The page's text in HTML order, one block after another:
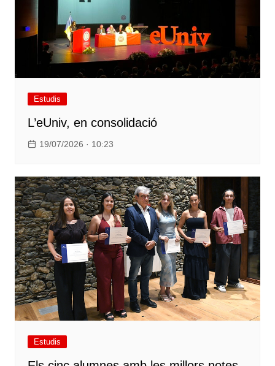
Estudis
L’eUniv, en consolidació
19/07/2026 · 10:23
Estudis